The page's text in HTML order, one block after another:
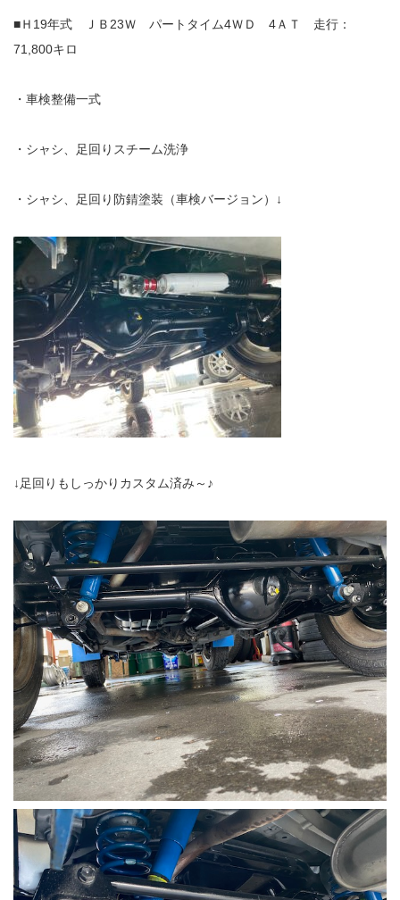
■Ｈ19年式 ＪＢ23Ｗ パートタイム4ＷＤ 4ＡＴ 走行：
71,800キロ
・車検整備一式
・シャシ、足回りスチーム洗浄
・シャシ、足回り防錆塗装（車検バージョン）↓
↓足回りもしっかりカスタム済み～♪